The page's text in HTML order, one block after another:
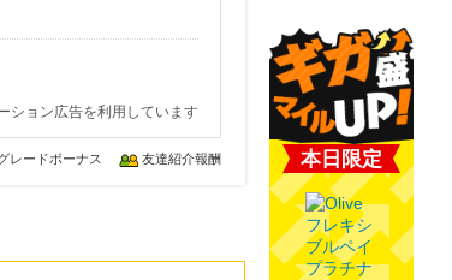
ション広告を利用しています
レードボーナス 友達紹介報酬 本日限定